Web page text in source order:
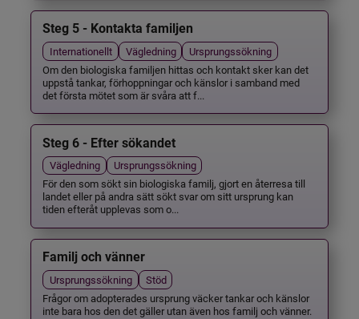
Steg 5 - Kontakta familjen
Internationellt Vägledning
Ursprungssökning
Om den biologiska familjen hittas och kontakt sker kan det
uppstå tankar, förhoppningar och känslor i samband med
det första mötet som är svåra att f...
Steg 6 - Efter sökandet
Vägledning
Ursprungssökning
För den som sökt sin biologiska familj, gjort en återresa till
landet eller på andra sätt sökt svar om sitt ursprung kan
tiden efteråt upplevas som o...
Familj och vänner
Ursprungssökning
Stöd
Frågor om adopterades ursprung väcker tankar och känslor
inte bara hos den det gäller utan även hos familj och vänner.